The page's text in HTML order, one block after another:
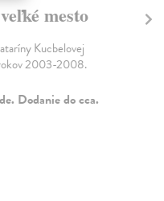
mesto
Kucbelovej
2003-2008.
Dodanie do cca.